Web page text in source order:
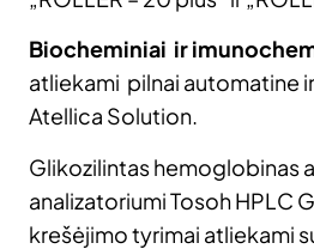
Biocheminiai ir
atliekami pilnai automatine
Atellica Solution.
Glikozilintas hemoglobinas
analizatoriumi Tosoh HPLC
krešėjimo tyrimai atliekami